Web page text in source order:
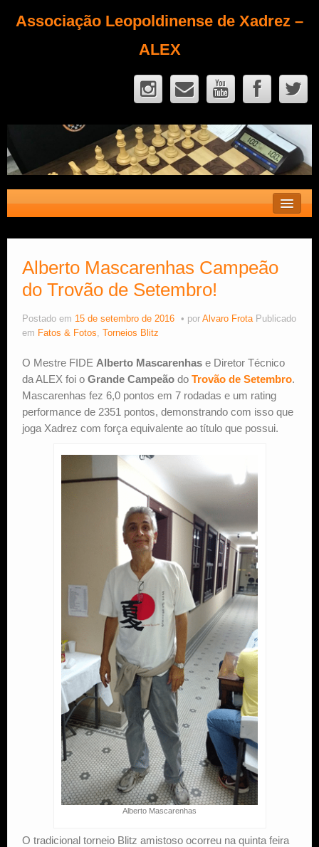
Associação Leopoldinense de Xadrez –
ALEX
Fique Sócio
Quem Somos?
Calendário
Alberto Mascarenhas Campeão
do Trovão de Setembro!
Postado em 15 de setembro de 2016 por Alvaro Frota Publicado
em Fatos & Fotos, Torneios Blitz
O Mestre FIDE Alberto Mascarenhas e Diretor Técnico
da ALEX foi o Grande Campeão do Trovão de Setembro.
Mascarenhas fez 6,0 pontos em 7 rodadas e um rating
performance de 2351 pontos, demonstrando com isso que
joga Xadrez com força equivalente ao título que possui.
Alberto Mascarenhas
O tradicional torneio Blitz amistoso ocorreu na quinta feira